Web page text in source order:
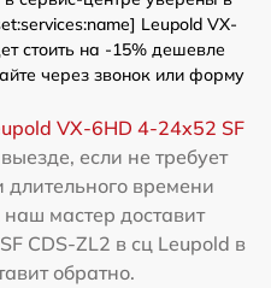
Leupold VX-
стоить на -15% дешевле
через звонок или форму
VX-6HD 4-24x52 SF
если не требует
времени
мастер доставит
CDS-ZL2 в сц Leupold в
обратно.